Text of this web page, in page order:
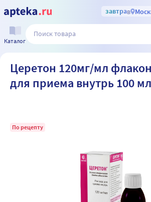
завтрав
Каталог
Церетон 120мг/мл
для приема внутрь 100 мл
По рецепту